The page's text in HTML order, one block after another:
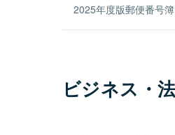
2025年度版郵便番号
ビジネス・